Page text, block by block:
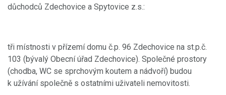
důchodců Zdechovice a Spytovice z.s.:
tři místnosti v přízemí domu č.p. 96 Zdechovice na st.p.č.
103 (bývalý Obecní úřad Zdechovice). Společné prostory
(chodba, WC se sprchovým koutem a nádvoří) budou
k užívání společně s ostatními uživateli nemovitosti.